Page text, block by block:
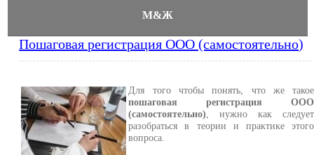
М&Ж
Пошаговая регистрация ООО (самостоятельно)
Для того чтобы понять, что же такое
пошаговая регистрация ООО
(самостоятельно) , нужно как следует
разобраться в теории и практике этого
вопроса.